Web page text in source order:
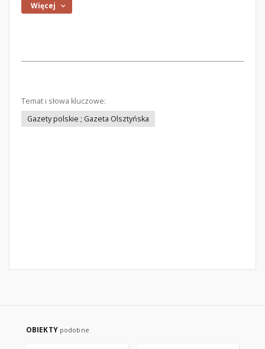
Więcej
Temat i słowa kluczowe:
Gazety polskie ; Gazeta Olsztyńska
OBIEKTY podobne